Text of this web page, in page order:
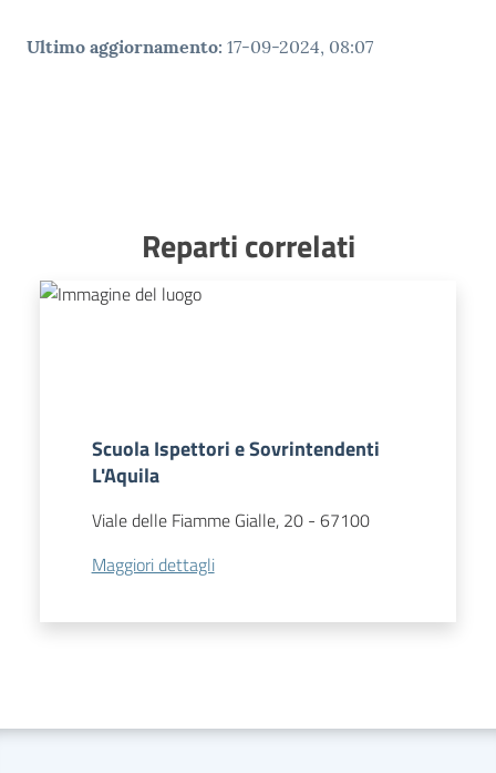
Ultimo aggiornamento: 17-09-2024, 08:07
Reparti correlati
Scuola Ispettori e Sovrintendenti
L'Aquila
Viale delle Fiamme Gialle, 20- 67100
Maggiori dettagli